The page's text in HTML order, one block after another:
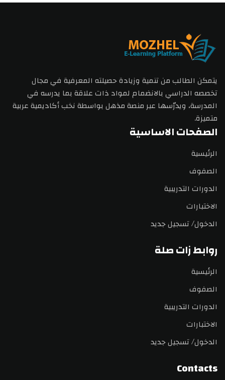
يتمكن الطالب من تنمية وزيادة حصيلته المعرفية في مجال
تخصصه الدراسي بالانضمام لمواد ذات علاقة بما يدرسه في
المدرسة، ويدرّسها عبر منصة مذهل بواسطة نخب أكاديمية عربية
متميزة.
الصفحات الاساسية
الرئيسية
الصفوف
الدورات التدريبية
الاختبارات
الدخول/ تسجيل جديد
روابط زات صلة
الرئيسية
الصفوف
الدورات التدريبية
الاختبارات
الدخول/ تسجيل جديد
Contacts